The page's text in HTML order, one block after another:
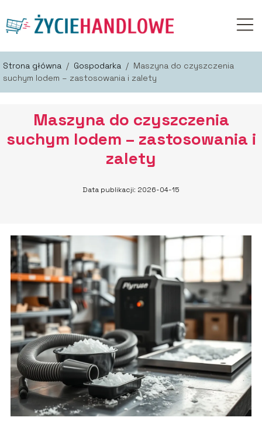
Strona główna / Gospodarka / Maszyna do czyszczenia
suchym lodem – zastosowania i zalety
Maszyna do czyszczenia
suchym lodem – zastosowania i
zalety
Data publikacji: 2026-04-15